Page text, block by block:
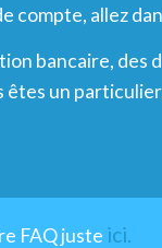
compte, allez
bancaire, des
un
FAQ juste ici.